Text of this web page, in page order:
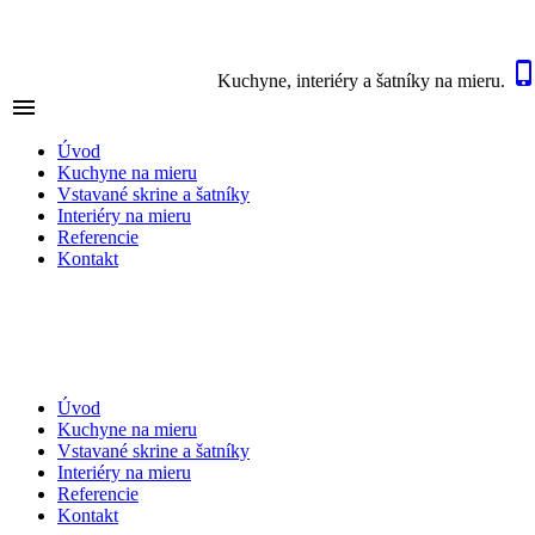
Kuchyne, interiéry a šatníky na mieru. 

Úvod
Kuchyne na mieru
Vstavané skrine a šatníky
Interiéry na mieru
Referencie
Kontakt
Úvod
Kuchyne na mieru
Vstavané skrine a šatníky
Interiéry na mieru
Referencie
Kontakt